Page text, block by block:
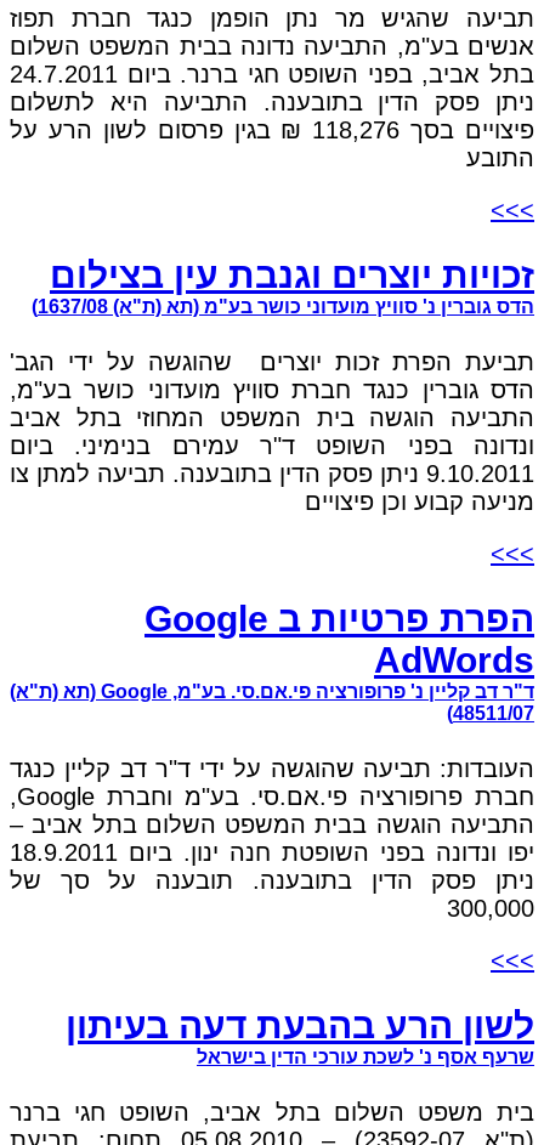
תביעה שהגיש מר נתן הופמן כנגד חברת תפוז
אנשים בע"מ, התביעה נדונה בבית המשפט השלום
בתל אביב, בפני השופט חגי ברנר. ביום 24.7.2011
ניתן פסק הדין בתובענה. התביעה היא לתשלום
פיצויים בסך 118,276 ₪ בגין פרסום לשון הרע על
התובע
>>>
זכויות יוצרים וגנבת עין בצילום
הדס גוברין נ' סוויץ מועדוני כושר בע"מ (תא (ת"א) 1637/08)
תביעת הפרת זכות יוצרים שהוגשה על ידי הגב'
הדס גוברין כנגד חברת סוויץ מועדוני כושר בע"מ,
התביעה הוגשה בית המשפט המחוזי בתל אביב
ונדונה בפני השופט ד"ר עמירם בנימיני. ביום
9.10.2011 ניתן פסק הדין בתובענה. תביעה למתן צו
מניעה קבוע וכן פיצויים
>>>
הפרת פרטיות ב Google
AdWords
ד"ר דב קליין נ' פרופורציה פי.אם.סי. בע"מ, Google (תא (ת"א)
48511/07)
העובדות: תביעה שהוגשה על ידי ד"ר דב קליין כנגד
חברת פרופורציה פי.אם.סי. בע"מ וחברת Google,
התביעה הוגשה בבית המשפט השלום בתל אביב –
יפו ונדונה בפני השופטת חנה ינון. ביום 18.9.2011
ניתן פסק הדין בתובענה. תובענה על סך של
300,000
>>>
לשון הרע בהבעת דעה בעיתון
שרעף אסף נ' לשכת עורכי הדין בישראל
בית משפט השלום בתל אביב, השופט חגי ברנר